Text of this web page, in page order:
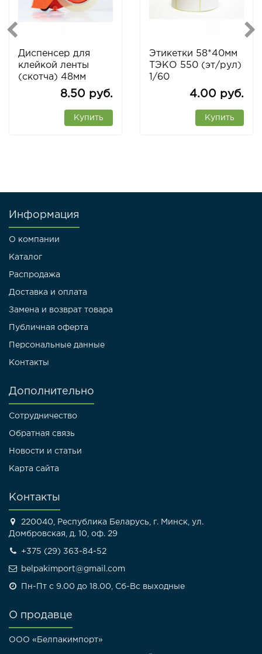
Диспенсер для
клейкой ленты
(скотча) 48мм
8.50 руб.
Купить
Этикетки 58*40мм
ТЭКО 550 (эт/рул)
1/60
4.00 руб.
Купить
Информация
О компании
Каталог
Распродажа
Доставка и оплата
Замена и возврат товара
Публичная оферта
Персональные данные
Контакты
Дополнительно
Сотрудничество
Обратная связь
Новости и статьи
Карта сайта
Контакты
220040, Республика Беларусь, г. Минск, ул.
Домбровская, д. 10, оф. 29
+375 (29) 363-84-52
belpakimport@gmail.com
Пн-Пт с 9.00 до 18.00, Сб-Вс выходные
О продавце
ООО «Белпакимпорт»